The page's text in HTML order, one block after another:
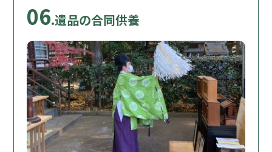
06.遺品の合同供養